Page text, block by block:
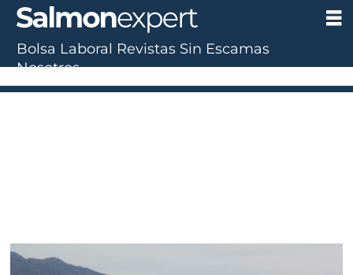
Bolsa Laboral Revistas Sin Escamas
Nosotros